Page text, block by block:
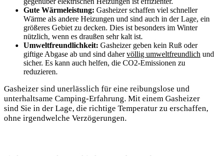
Gute Wärmeleistung: Gasheizer schaffen viel schneller
Wärme als andere Heizungen und sind auch in der Lage, ein
größeres Gebiet zu decken. Dies ist besonders im Winter
nützlich, wenn es draußen sehr kalt ist.
Umweltfreundlichkeit: Gasheizer geben kein Ruß oder
giftige Abgase ab und sind dahervöllig umweltfreundlich und
sicher. Es kann auch helfen, die CO2-Emissionen zu
reduzieren.
Gasheizer sind unerlässlich für eine reibungslose und
unterhaltsame Camping-Erfahrung. Mit einem Gasheizer
sind Sie in der Lage, die richtige Temperatur zu erschaffen,
ohne irgendwelche Verzögerungen.